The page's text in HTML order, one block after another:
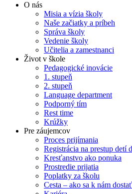
O nás
Misia a vízia školy
Naše začiatky a príbeh
Správa školy
Vedenie školy
Učitelia a zamestnanci
Život v škole
Pedagogické inovácie
1. stupeň
2. stupeň
Language department
Podporný tím
Rest time
Krúžky
Pre záujemcov
Proces prijímania
Registrácia na prestup detí
Kresťanstvo ako ponuka
Prostredie prijatia
Poplatky za školu
Cesta – ako sa k nám dostať